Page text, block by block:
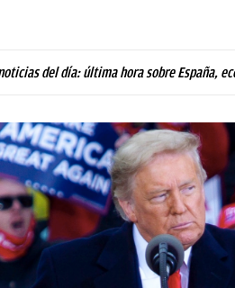
del día: última hora sobre España,